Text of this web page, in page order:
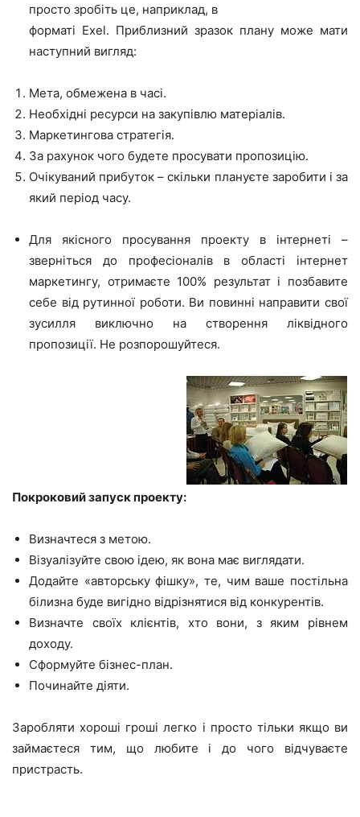
просто зробіть це, наприклад, в
форматі Exel. Приблизний зразок плану може мати
наступний вигляд:
Мета, обмежена в часі.
Необхідні ресурси на закупівлю матеріалів.
Маркетингова стратегія.
За рахунок чого будете просувати пропозицію.
Очікуваний прибуток – скільки плануєте заробити і за
який період часу.
Для якісного просування проекту в інтернеті –
зверніться до професіоналів в області інтернет
маркетингу, отримаєте 100% результат і позбавите
себе від рутинної роботи. Ви повинні направити свої
зусилля виключно на створення ліквідного
пропозиції. Не розпорошуйтеся.
Покроковий запуск проекту:
Визначтеся з метою.
Візуалізуйте свою ідею, як вона має виглядати.
Додайте «авторську фішку», те, чим ваше постільна
білизна буде вигідно відрізнятися від конкурентів.
Визначте своїх клієнтів, хто вони, з яким рівнем
доходу.
Сформуйте бізнес-план.
Починайте діяти.
Заробляти хороші гроші легко і просто тільки якщо ви
займаєтеся тим, що любите і до чого відчуваєте
пристрасть.